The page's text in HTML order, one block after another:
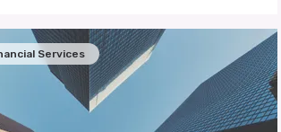
Services